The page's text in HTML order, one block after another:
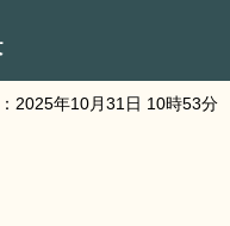
2025年10月31 日 10時53分